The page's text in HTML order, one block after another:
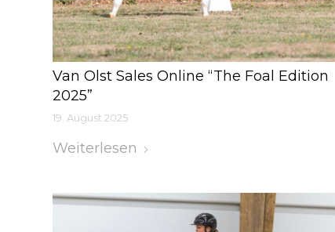
Van Olst Sales Online “The Foal Edition
2025”
19. August 2025
Weiterlesen